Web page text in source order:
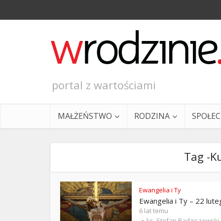
portal z wartościami
MAŁŻEŃSTWO RODZINA
Tag -
Ewangelia i Ty
Ewangelia i Ty – 22
6 lat temu